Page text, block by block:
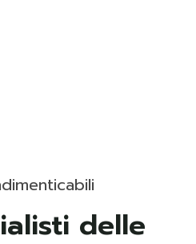
delle